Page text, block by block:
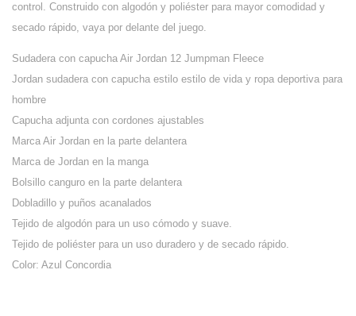
control. Construido con algodón y poliéster para mayor comodidad y
secado rápido, vaya por delante del juego.
Sudadera con capucha Air Jordan 12 Jumpman Fleece
Jordan sudadera con capucha estilo estilo de vida y ropa deportiva para
hombre
Capucha adjunta con cordones ajustables
Marca Air Jordan en la parte delantera
Marca de Jordan en la manga
Bolsillo canguro en la parte delantera
Dobladillo y puños acanalados
Tejido de algodón para un uso cómodo y suave.
Tejido de poliéster para un uso duradero y de secado rápido.
Color: Azul Concordia